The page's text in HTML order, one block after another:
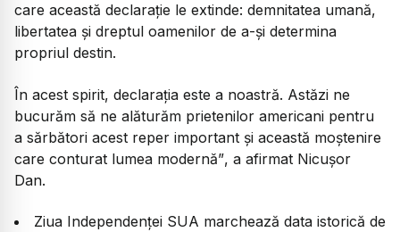
care această declarație le extinde: demnitatea umană,
libertatea și dreptul oamenilor de a-și determina
propriul destin.
În acest spirit, declarația este a noastră. Astăzi ne
bucurăm să ne alăturăm prietenilor americani pentru
a sărbători acest reper important și această moștenire
care conturat lumea modernă”, a afirmat Nicușor
Dan.
Ziua Independenței SUA marchează data istorică de